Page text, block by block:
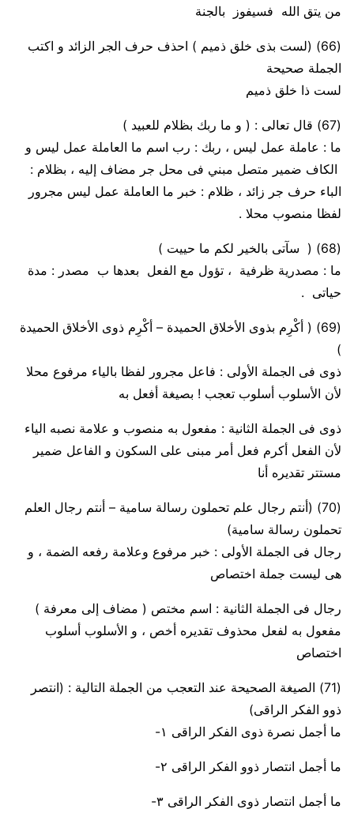
من يتق الله فسيفوز بالجنة
(66)
(لست بذى خلق ذميم ) احذف حرف الجر الزائد و اكتب
الجملة صحيحة
لست ذا خلق ذميم
(67)
قال تعالى : ( و ما ربك بظلام للعبيد )
ما : عاملة عمل ليس ، ربك : رب اسم ما العاملة عمل ليس و
الكاف ضمير متصل مبني فى محل جر مضاف إليه ، بظلام :
الباء حرف جر زائد ، ظلام : خبر ما العاملة عمل ليس مجرور
لفظا منصوب محلا .
(68)
( سآتى بالخير لكم ما حييت )
ما : مصدرية ظرفية ، تؤول مع الفعل بعدها ب مصدر : مدة
حياتى .
(69)
( أكْرِم بذوى الأخلاق الحميدة – أكْرِم ذوى الأخلاق الحميدة
)
ذوى فى الجملة الأولى : فاعل مجرور لفظا بالياء مرفوع محلا
لأن الأسلوب أسلوب تعجب ! بصيغة أفعل به
ذوى فى الجملة الثانية : مفعول به منصوب و علامة نصبه الياء
لأن الفعل أكرم فعل أمر مبنى على السكون و الفاعل ضمير
مستتر تقديره أنا
(70)
(أنتم رجال علم تحملون رسالة سامية – أنتم رجال العلم
تحملون رسالة سامية)
رجال فى الجملة الأولى : خبر مرفوع وعلامة رفعه الضمة ، و
هى ليست جملة اختصاص
رجال فى الجملة الثانية : اسم مختص ( مضاف إلى معرفة )
مفعول به لفعل محذوف تقديره أخص ، و الأسلوب أسلوب
اختصاص
(71)
الصيغة الصحيحة عند التعجب من الجملة التالية : (انتصر
ذوو الفكر الراقى)
ما أجمل نصرة ذوى الفكر الراقى ١-
ما أجمل انتصار ذوو الفكر الراقى ٢-
ما أجمل انتصار ذوى الفكر الراقى ٣-